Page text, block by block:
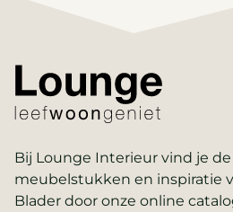
Bij Lounge Interieur vind je
meubelstukken en inspiratie
Blader door onze online